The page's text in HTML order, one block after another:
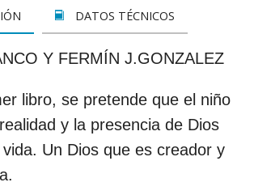
DATOS TÉCNICOS
Y FERMÍN J.GONZALEZ
libro, se pretende que el niño
y la presencia de Dios
Un Dios que es creador y